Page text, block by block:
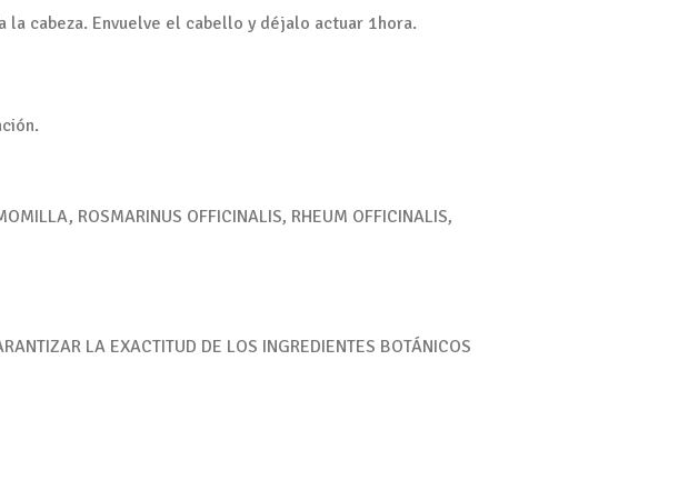
cabeza. Envuelve el cabello y déjalo actuar 1hora.
ROSMARINUS OFFICINALIS, RHEUM OFFICINALIS,
LA EXACTITUD DE LOS INGREDIENTES BOTÁNICOS